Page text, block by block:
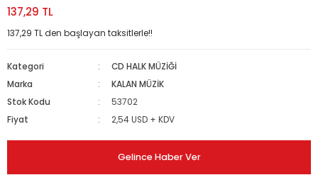
137,29 TL
137,29 TL den başlayan taksitlerle!!
Kategori
CD HALK MÜZİĞİ
Marka
KALAN MÜZİK
Stok Kodu
53702
Fiyat
2,54 USD + KDV
Gelince Haber Ver